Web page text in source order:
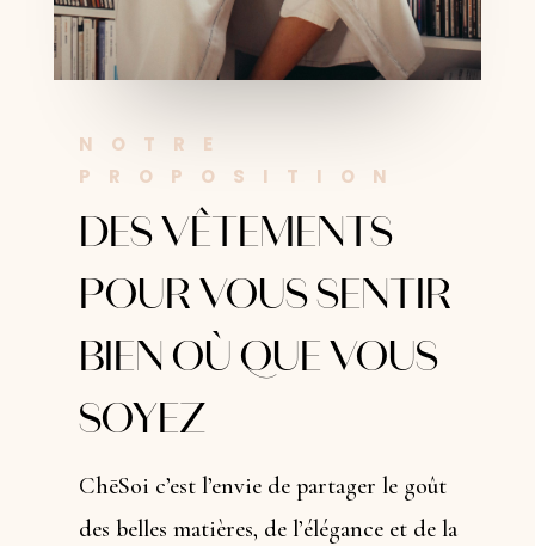
NOTRE
PROPOSITION
DES VÊTEMENTS
POUR VOUS SENTIR
BIEN OÙ QUE VOUS
SOYEZ
ChēSoi c’est l’envie de partager le goût
des belles matières, de l’élégance et de la